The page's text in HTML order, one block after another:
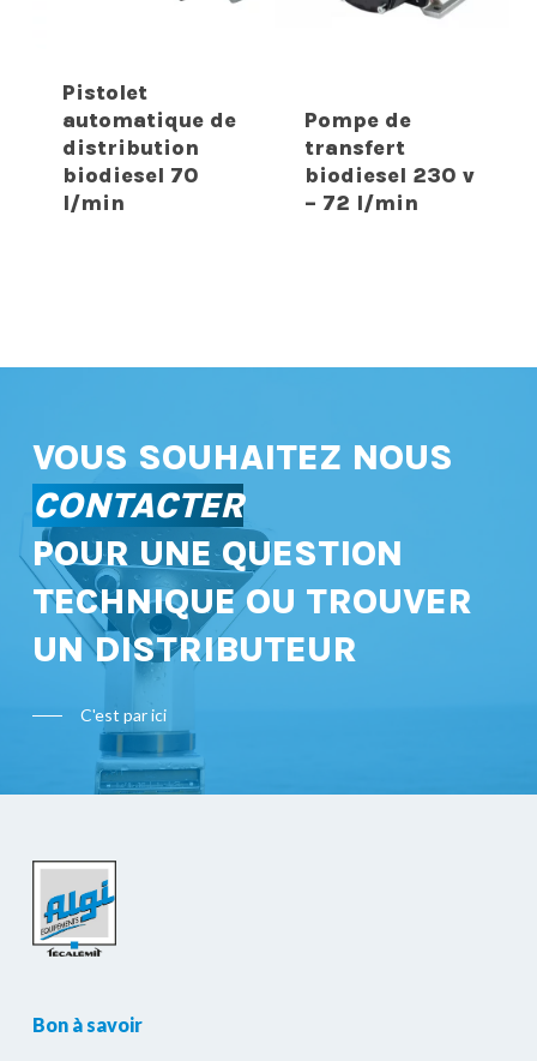
Pistolet
automatique de
distribution
biodiesel 70
l/min
Pompe de
transfert
biodiesel 230 v
– 72 l/min
VOUS SOUHAITEZ NOUS
CONTACTER
POUR UNE QUESTION
TECHNIQUE OU TROUVER
UN DISTRIBUTEUR
C'est par ici
Bon à savoir